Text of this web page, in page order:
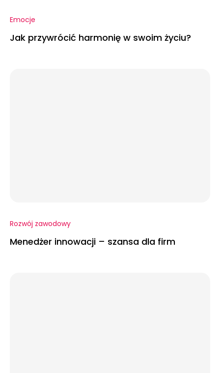
Emocje
Jak przywrócić harmonię w swoim życiu?
Rozwój zawodowy
Menedżer innowacji – szansa dla firm